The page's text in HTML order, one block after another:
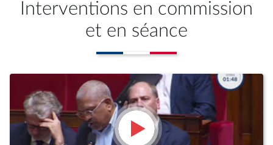
Interventions en commission
et en séance